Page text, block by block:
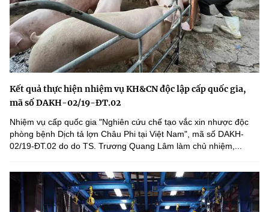
Kết quả thực hiện nhiệm vụ KH&CN độc lập cấp quốc gia,
mã số DAKH-02/19-ĐT.02
Nhiệm vụ cấp quốc gia "Nghiên cứu chế tạo vắc xin nhược độc
phòng bệnh Dịch tả lợn Châu Phi tại Việt Nam", mã số DAKH-
02/19-ĐT.02 do do TS. Trương Quang Lâm làm chủ nhiệm,...